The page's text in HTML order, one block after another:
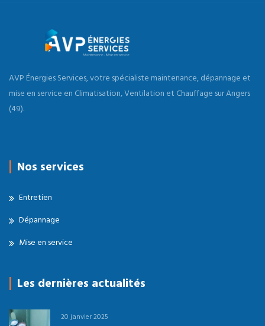
AVP Énergies Services, votre spécialiste maintenance, dépannage et
mise en service en Climatisation, Ventilation et Chauffage sur Angers
(49).
Nos services
Entretien
Dépannage
Mise en service
Les dernières actualités
20 janvier 2025